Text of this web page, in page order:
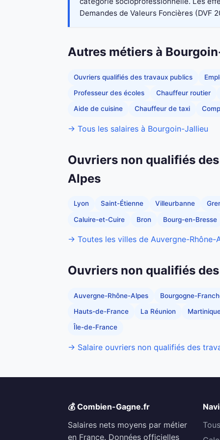
Demandes de Valeurs Foncières
Autres métiers à
Ouvriers qualifiés des travaux publics
Professeur des écoles Chauffeur routier
Aide de cuisine Chauffeur de taxi
→ Tous les salaires à Bourgoin-Jallieu
Ouvriers non qualifiés
Alpes
Lyon Saint-Étienne Villeurbanne
Caluire-et-Cuire Bron Bourg-en-Bresse
→ Toutes les villes de Auvergne-Rhône-
Ouvriers non qualifiés
Auvergne-Rhône-Alpes Bourgogne-
Hauts-de-France La Réunion
Île-de-France
→ Salaire ouvriers non qualifiés des
💰 Combien-Gagne.fr
Salaires nets moyens par métier
en France. Données officielles